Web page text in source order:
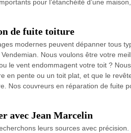
pour l’étanchéité d’une
de fuite toiture
modernes peuvent dépanner tous
Nous voulons être votre
le vent endommagent votre toit ?
en pente ou un toit plat, et que le
Nos couvreurs en réparation de fuite
avec Jean Marcelin
leurs sources avec précision.